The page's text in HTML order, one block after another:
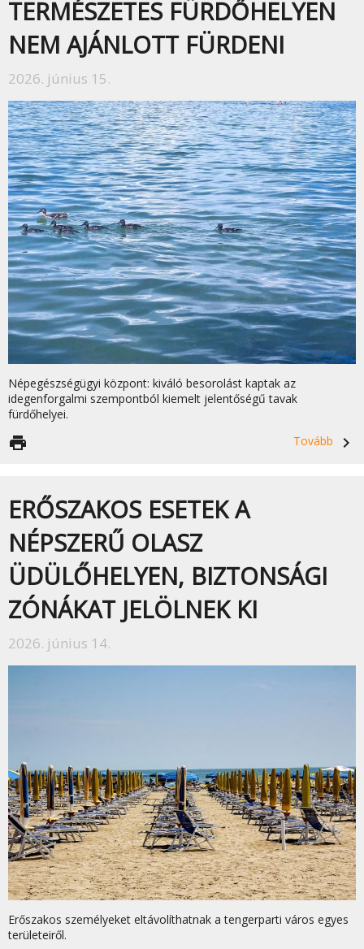
TERMÉSZETES FÜRDŐHELYEN
NEM AJÁNLOTT FÜRDENI
2026. június 15.
Népegészségügyi központ: kiváló besorolást kaptak az
idegenforgalmi szempontból kiemelt jelentőségű tavak
fürdőhelyei.
Tovább
navigate_next
print
ERŐSZAKOS ESETEK A
NÉPSZERŰ OLASZ
ÜDÜLŐHELYEN, BIZTONSÁGI
ZÓNÁKAT JELÖLNEK KI
2026. június 14.
Erőszakos személyeket eltávolíthatnak a tengerparti város egyes
területeiről.